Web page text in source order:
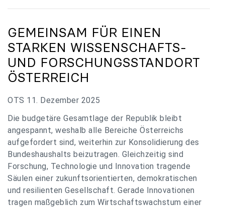
GEMEINSAM FÜR EINEN
STARKEN WISSENSCHAFTS-
UND FORSCHUNGSSTANDORT
ÖSTERREICH
OTS 11. Dezember 2025
Die budgetäre Gesamtlage der Republik bleibt
angespannt, weshalb alle Bereiche Österreichs
aufgefordert sind, weiterhin zur Konsolidierung des
Bundeshaushalts beizutragen. Gleichzeitig sind
Forschung, Technologie und Innovation tragende
Säulen einer zukunftsorientierten, demokratischen
und resilienten Gesellschaft. Gerade Innovationen
tragen maßgeblich zum Wirtschaftswachstum einer